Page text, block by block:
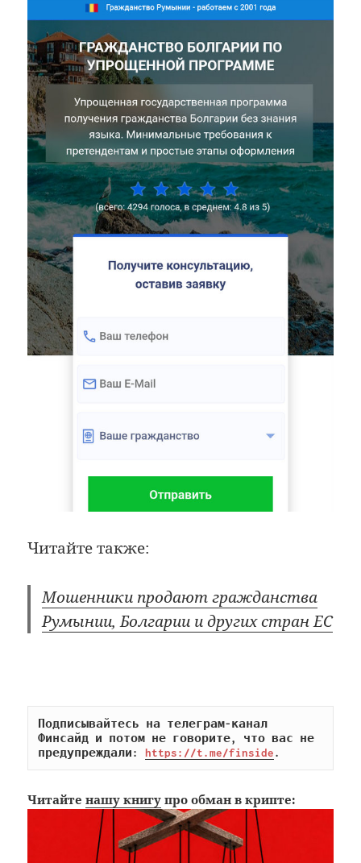
Читайте также:
Мошенники продают гражданства
Румынии, Болгарии и других стран ЕС
Подписывайтесь на телеграм-канал
Финсайд и потом не говорите, что вас не
предупреждали: https://t.me/finside.
Читайтенашу книгу про обман в крипте: